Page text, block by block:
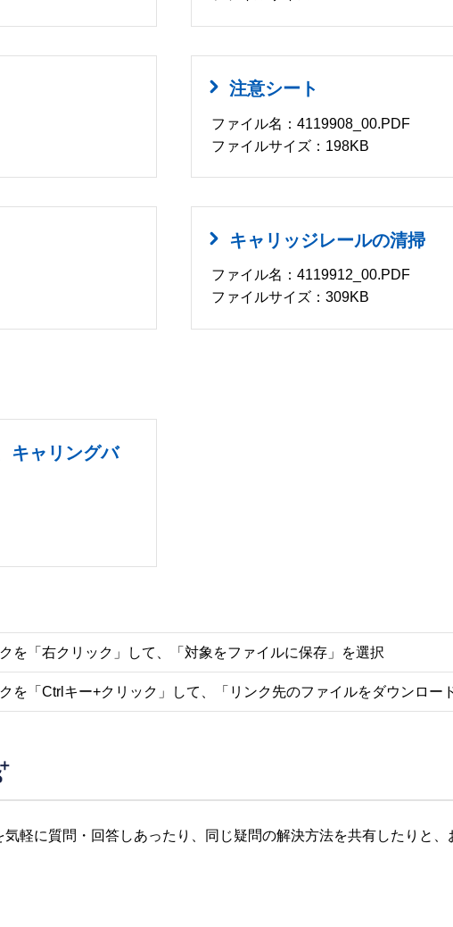
注意シート
ファイル名：4119908_00.PDF
ファイルサイズ：198KB
キャリッジレールの清掃
ファイル名：4119912_00.PDF
ファイルサイズ：309KB
キャリングバ
を「右クリック」して、「対象をファイルに保存」を選択
を「Ctrlキー+クリック」して、「リンク先のファイルをダウンロー
軽に質問・回答しあったり、同じ疑問の解決方法を共有したりと